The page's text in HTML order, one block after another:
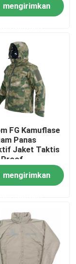
mengirimkan
FG Kamuflase
Panas
Jaket Taktis
Proof
mengirimkan